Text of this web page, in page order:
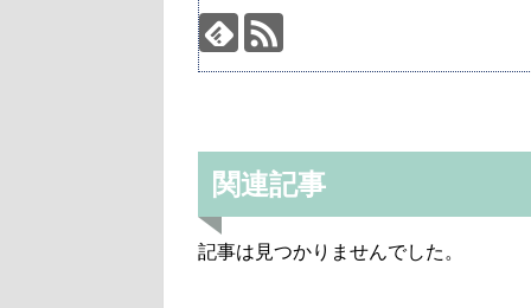
関連記事
記事は見つかりませんでした。